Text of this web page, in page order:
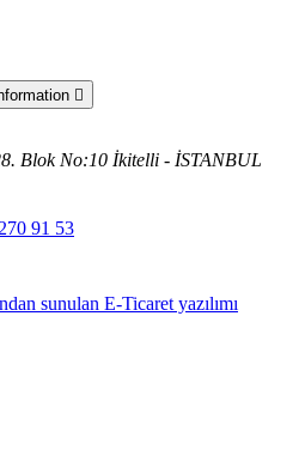

Blok No:10 İkitelli - İSTANBUL
91 53
sunulan E-Ticaret yazılımı